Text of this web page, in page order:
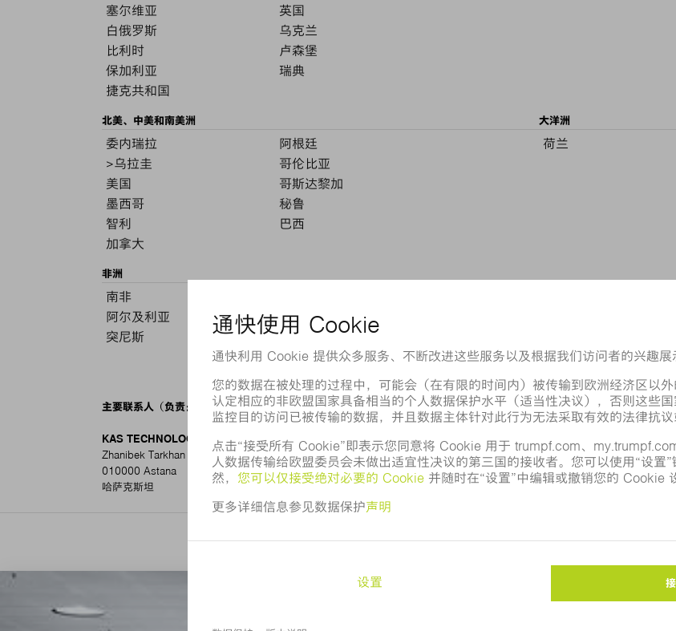
塞尔维亚
英国
白俄罗斯
乌克兰
比利时
卢森堡
保加利亚
瑞典
捷克共和国
北美、中美和南美洲
委内瑞拉
阿根廷
>乌拉圭
哥伦比亚
美国
哥斯达黎加
墨西哥
秘鲁
智利
巴西
加拿大
大洋洲
荷兰
非洲
南非
阿尔及利亚
肯尼亚
突尼斯
埃及
主要联系人（负责： 哈萨克斯坦
KAS TECHNOLOGY
Zhanibek Tarkhan Street, Building N°4
010000 Astana
哈萨克斯坦
电话 +7 777 561 1555
info@kastech.asia
您可能也对以下主题感兴趣